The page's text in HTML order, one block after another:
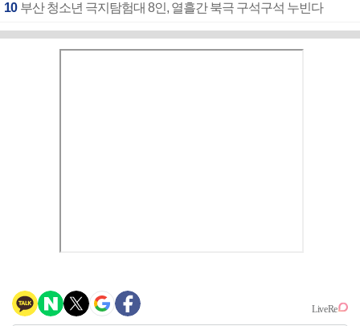
10 부산 청소년 극지탐험대 8인, 열흘간 북극 구석구석 누빈다